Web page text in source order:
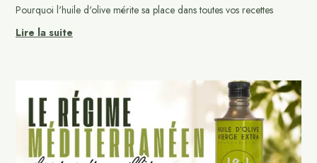
Pourquoi l'huile d'olive mérite sa place dans toutes vos recettes
Lire la suite